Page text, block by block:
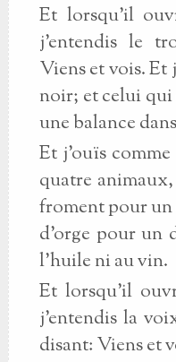
Et lorsqu’il
j’entendis le
Viens et vois. Et
noir; et celui qui
une balance
Et j’ouïs
quatre
froment pour un
d’orge pour un
l’huile ni au vin.
Et lorsqu’il
j’entendis la
disant: Viens et